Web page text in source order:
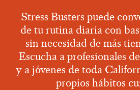
Stress Busters puede
de tu rutina diaria con
sin necesidad de más
Escucha a profesionales
y a jóvenes de toda
propios hábitos